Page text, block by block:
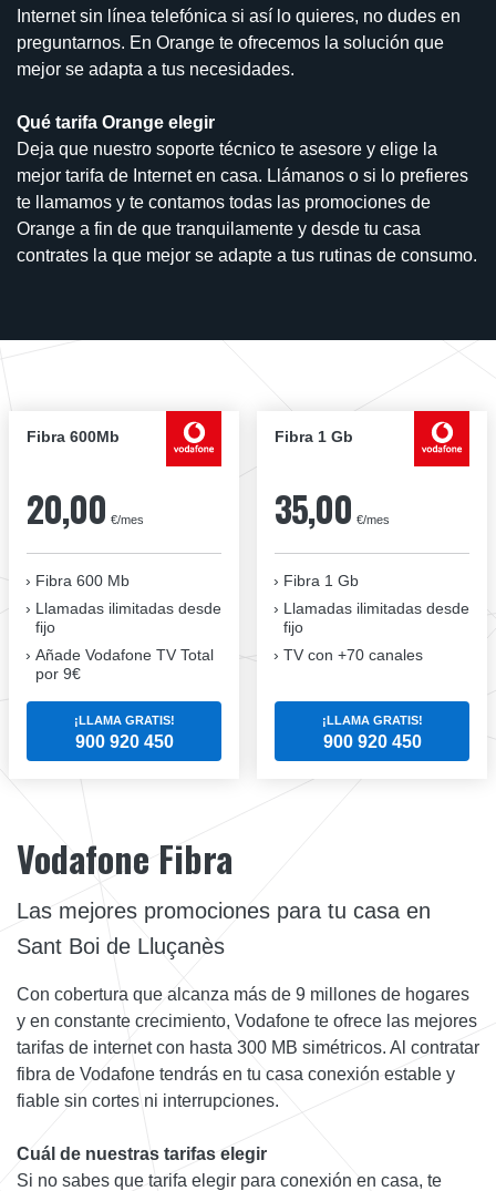
Internet sin línea telefónica si así lo quieres, no dudes en
preguntarnos. En Orange te ofrecemos la solución que
mejor se adapta a tus necesidades.
Qué tarifa Orange elegir
Deja que nuestro soporte técnico te asesore y elige la
mejor tarifa de Internet en casa. Llámanos o si lo prefieres
te llamamos y te contamos todas las promociones de
Orange a fin de que tranquilamente y desde tu casa
contrates la que mejor se adapte a tus rutinas de consumo.
Fibra 600Mb
20,00 €/mes
Fibra 600 Mb
Llamadas ilimitadas desde
fijo
Añade Vodafone TV Total
por 9€
¡LLAMA GRATIS!
900 920 450
Fibra 1 Gb
35,00 €/mes
Fibra 1 Gb
Llamadas ilimitadas desde
fijo
TV con +70 canales
¡LLAMA GRATIS!
900 920 450
Vodafone Fibra
Las mejores promociones para tu casa en
Sant Boi de Lluçanès
Con cobertura que alcanza más de 9 millones de hogares
y en constante crecimiento, Vodafone te ofrece las mejores
tarifas de internet con hasta 300 MB simétricos. Al contratar
fibra de Vodafone tendrás en tu casa conexión estable y
fiable sin cortes ni interrupciones.
Cuál de nuestras tarifas elegir
Si no sabes que tarifa elegir para conexión en casa, te